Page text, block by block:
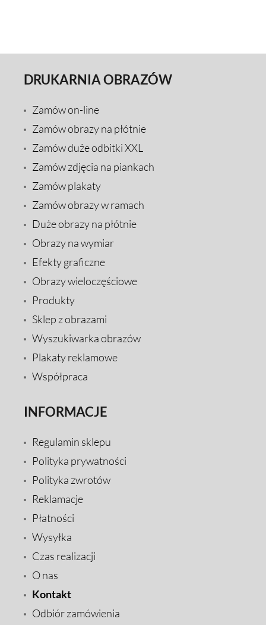
DRUKARNIA OBRAZÓW
Zamów on-line
Zamów obrazy na płótnie
Zamów duże odbitki XXL
Zamów zdjęcia na piankach
Zamów plakaty
Zamów obrazy w ramach
Duże obrazy na płótnie
Obrazy na wymiar
Efekty graficzne
Obrazy wieloczęściowe
Produkty
Sklep z obrazami
Wyszukiwarka obrazów
Plakaty reklamowe
Współpraca
INFORMACJE
Regulamin sklepu
Polityka prywatności
Polityka zwrotów
Reklamacje
Płatności
Wysyłka
Czas realizacji
O nas
Kontakt
Odbiór zamówienia